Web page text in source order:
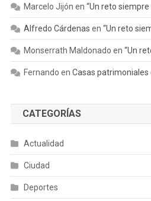
Marcelo Jijón en “Un reto
Alfredo Cárdenas en “Un reto
Monserrath Maldonado en “Un
Fernando en Casas patrimoniales
CATEGORÍAS
Actualidad
Ciudad
Deportes